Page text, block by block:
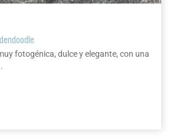
fotogénica, dulce y elegante, con una